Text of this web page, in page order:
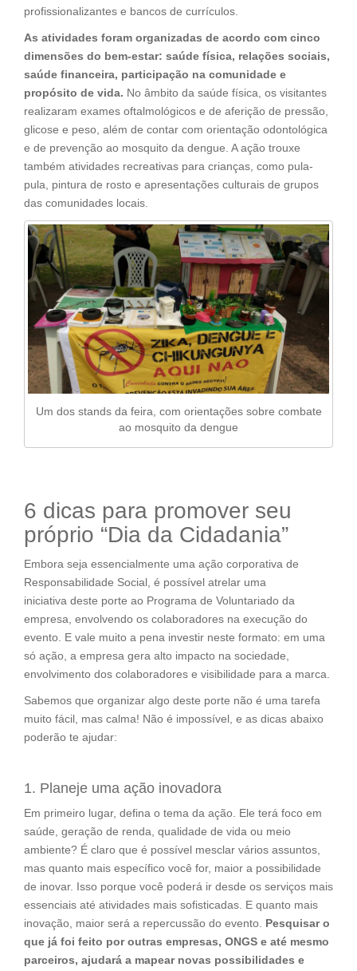
profissionalizantes e bancos de currículos.
As atividades foram organizadas de acordo com cinco
dimensões do bem-estar: saúde física, relações sociais,
saúde financeira, participação na comunidade e
propósito de vida. No âmbito da saúde física, os visitantes
realizaram exames oftalmológicos e de aferição de pressão,
glicose e peso, além de contar com orientação odontológica
e de prevenção ao mosquito da dengue. A ação trouxe
também atividades recreativas para crianças, como pula-
pula, pintura de rosto e apresentações culturais de grupos
das comunidades locais.
Um dos stands da feira, com orientações sobre combate
ao mosquito da dengue
6 dicas para promover seu
próprio “Dia da Cidadania”
Embora seja essencialmente uma ação corporativa de
Responsabilidade Social, é possível atrelar uma
iniciativa deste porte ao Programa de Voluntariado da
empresa, envolvendo os colaboradores na execução do
evento. E vale muito a pena investir neste formato: em uma
só ação, a empresa gera alto impacto na sociedade,
envolvimento dos colaboradores e visibilidade para a marca.
Sabemos que organizar algo deste porte não é uma tarefa
muito fácil, mas calma! Não é impossível, e as dicas abaixo
poderão te ajudar:
1. Planeje uma ação inovadora
Em primeiro lugar, defina o tema da ação. Ele terá foco em
saúde, geração de renda, qualidade de vida ou meio
ambiente? É claro que é possível mesclar vários assuntos,
mas quanto mais específico você for, maior a possibilidade
de inovar. Isso porque você poderá ir desde os serviços mais
essenciais até atividades mais sofisticadas. E quanto mais
inovação, maior será a repercussão do evento. Pesquisar o
que já foi feito por outras empresas, ONGS e até mesmo
parceiros, ajudará a mapear novas possibilidades e